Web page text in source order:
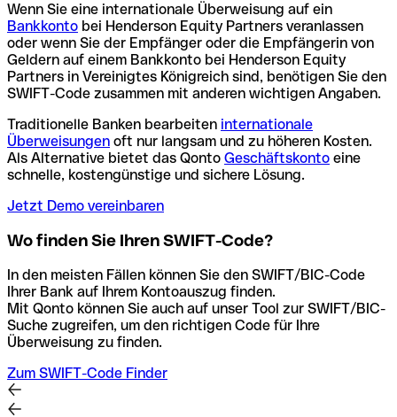
Wenn Sie eine internationale Überweisung auf ein
Bankkonto bei Henderson Equity Partners veranlassen
oder wenn Sie der Empfänger oder die Empfängerin von
Geldern auf einem Bankkonto bei Henderson Equity
Partners in Vereinigtes Königreich sind, benötigen Sie den
SWIFT-Code zusammen mit anderen wichtigen Angaben.
Traditionelle Banken bearbeiten internationale
Überweisungen oft nur langsam und zu höheren Kosten.
Als Alternative bietet das Qonto Geschäftskonto eine
schnelle, kostengünstige und sichere Lösung.
Jetzt Demo vereinbaren
Wo finden Sie Ihren SWIFT-Code?
In den meisten Fällen können Sie den SWIFT/BIC-Code
Ihrer Bank auf Ihrem Kontoauszug finden.
Mit Qonto können Sie auch auf unser Tool zur SWIFT/BIC-
Suche zugreifen, um den richtigen Code für Ihre
Überweisung zu finden.
Zum SWIFT-Code Finder